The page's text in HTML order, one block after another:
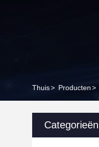
Thuis> Producten>
Categorieën